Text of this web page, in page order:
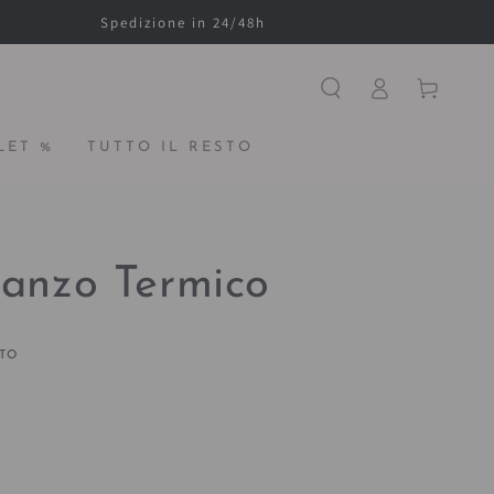
Spedizione in 24/48h
% TUTTO IL RESTO
Accesso Carello
Termico